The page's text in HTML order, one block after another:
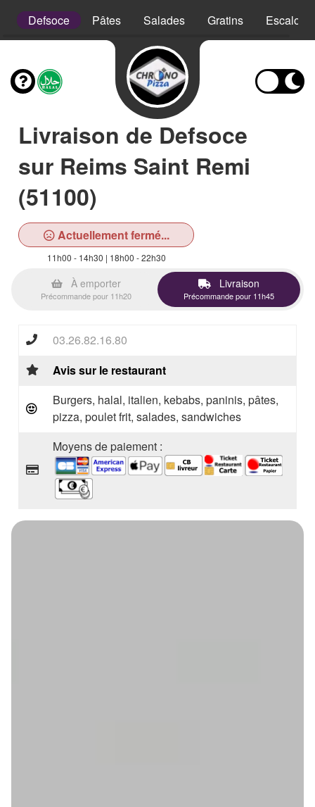
Defsoce Pâtes Salades Gratins
Livraison de Defsoce
sur Reims Saint Remi
(51100)
Actuellement fermé...
11h00 - 14h30 | 18h00 - 22h30
À emporter
Précommande pour 11h20
Livraison
Précommande pour 11h45
03.26.82.16.80
Avis sur le restaurant
Burgers, halal, italien, kebabs, paninis, pâtes,
pizza, poulet frit, salades, sandwiches
Moyens de paiement :